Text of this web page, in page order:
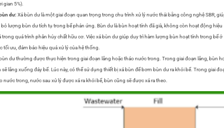
gian 5%).
dư: Xả bùn dư là một giai đoạn quan trọng trong chu trình xử lý nước thải bằng công nghệ SBR,
bỏ lượng bùn dư tích tụ trong bể phản ứng. Bùn dư là bùn hoạt tính đã già, không còn hoạt động hiệu
trong quá trình phân hủy chất hữu cơ. Việc xả bùn dư giúp duy trì hàm lượng bùn hoạt tính trong bể ở
tối ưu, đảm bảo hiệu quả xử lý của hệ thống.
dư thường được thực hiện trong giai đoạn lắng hoặc tháo nước trong. Trong giai đoạn lắng, bùn
sẽ lắng xuống đáy bể. Lúc này, có thể sử dụng thiết bị xả bùn để bơm bùn dư ra khỏi bể. Trong giai
nước trong, nước sau xử lý được xả ra khỏi bể, bùn cũng sẽ được xả ra theo.